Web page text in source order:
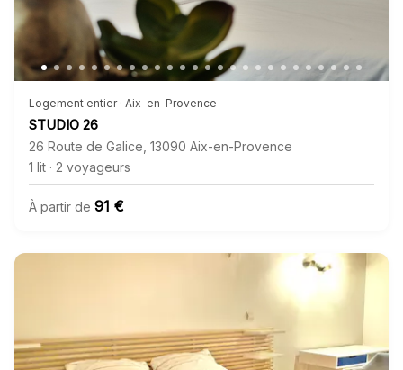
Logement entier · Aix-en-Provence
STUDIO 26
26 Route de Galice 13090 Aix-en-Provence
1 lit · 2 voyageurs
À partir de 91 €